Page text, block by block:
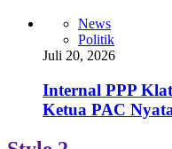
News
Politik
Juli 20, 2026
Internal PPP
Ketua PAC